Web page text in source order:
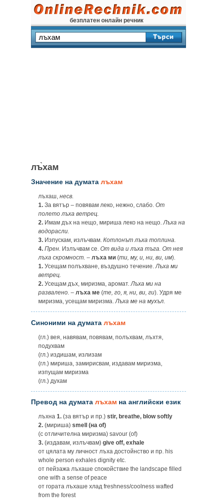
безплатен онлайн речник
лъ̀хам
Значение на думата лъхам
лъхаш, несв.
1. За вятър – повявам леко, нежно, слабо. От
полето лъха ветрец.
2. Имам дъх на нещо, мириша леко на нещо.Лъха на
водорасли.
3. Изпускам, излъчвам. Котлонът лъха топлина.
4. Прен. Излъчвам се. От вида и лъха тъга. От нея
лъха скромност. – лъха ми (ти, му, и, ни, ви, им).
1. Усещам полъхване, въздушно течение.Лъха ми
ветрец.
2. Усещам дъх, миризма, аромат.Лъха ми на
развалено. – лъха ме (те, го, я, ни, ви, ги). Удря ме
миризма, усещам миризма.Лъха ме на мухъл.
Синоними на думата лъхам
(гл.) вея, навявам, повявам, полъхвам, лъхтя,
подухвам
(гл.) издишам, излизам
(гл.) мириша, замирисвам, издавам миризма,
изпущам миризма
(гл.) духам
Превод на думата лъхам на английски език
лъхна 1. (за вятър и пр.) stir, breathe, blow softly
2. (мириша) smell (на of)
(с отличителна миризма) savour (of)
3. (издавам, излъчвам) give off, exhale
от цялата му личност лъха достойнство и пр. his
whole person exhales dignity etc.
от пейзажа лъхаше спокойствие the landscape filled
one with a sense of peace
от гората лъхаше хлад freshness/coolness wafted
from the forest